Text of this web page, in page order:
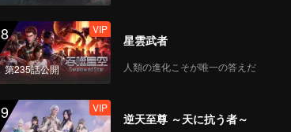
8
第235話公開
VIP
星雲武者
人類の進化こそが唯一の答えだ
9 VIP
逆天至尊 ～天に抗う者～